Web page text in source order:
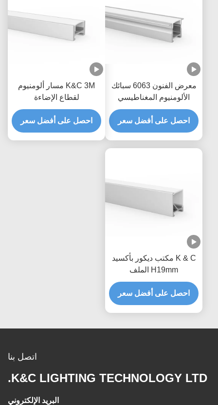
معرض الفنون 6063 سبائك
الألومنيوم المغناطيسي
الصمام الشخصي
احصل على أفضل سعر
K&C 3M مسار ألومنيوم
لقطاع الإضاءة
احصل على أفضل سعر
K & C مكتب ديكور بأكسيد
H19mm الملف
المغناطيسي LED
احصل على أفضل سعر
اتصل بنا
K&C LIGHTING TECHNOLOGY LTD.
البريد الإلكتروني